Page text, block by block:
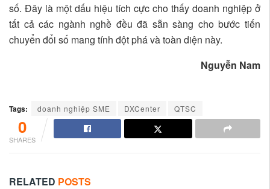
số. Đây là một dấu hiệu tích cực cho thấy doanh nghiệp ở
tất cả các ngành nghề đều đã sẵn sàng cho bước tiến
chuyển đổi số mang tính đột phá và toàn diện này.
Nguyễn Nam
Tags: doanh nghiệp SME DXCenter QTSC
0
SHARES
RELATED POSTS